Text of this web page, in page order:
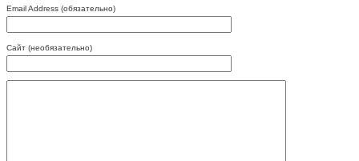
Email Address (обязательно)
Сайт (необязательно)